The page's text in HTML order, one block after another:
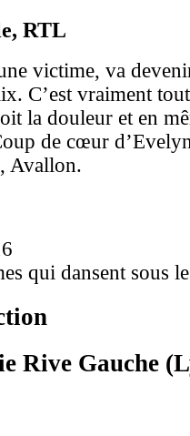
RTL
victime, va
C’est vraiment
la douleur et en
de cœur
Avallon.
qui dansent sous
Rive Gauche